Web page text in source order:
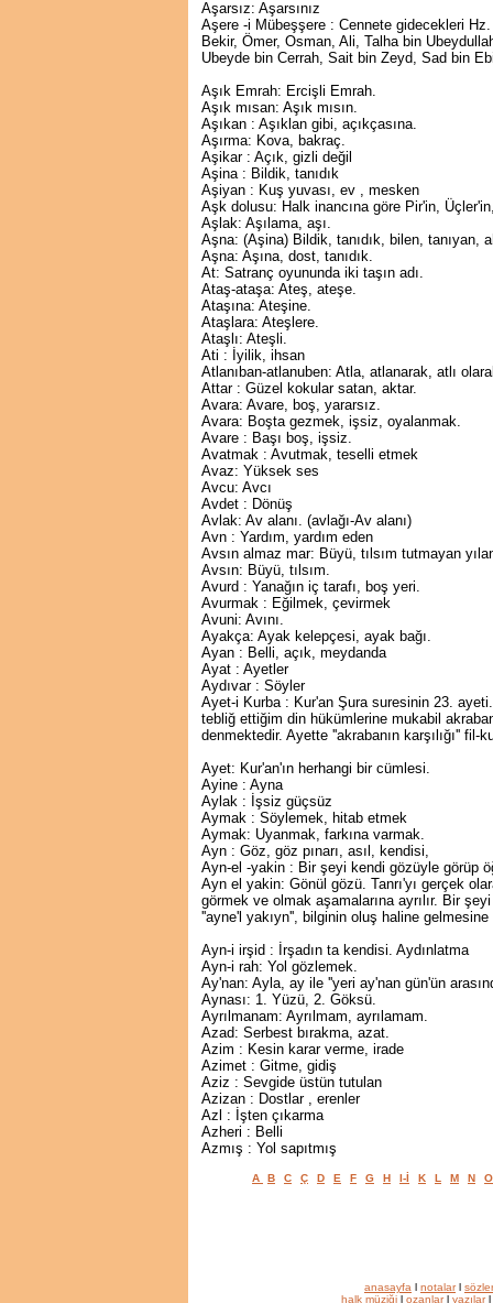
Aşarsız: Aşarsınız
Aşere -i Mübeşşere : Cennete gidecekleri
Bekir, Ömer, Osman, Ali, Talha bin
Ubeyde bin Cerrah, Sait bin Zeyd, Sad bin
Aşık Emrah: Ercişli Emrah.
Aşık mısan: Aşık mısın.
Aşıkan : Aşıklan gibi, açıkçasına.
Aşırma: Kova, bakraç.
Aşikar : Açık, gizli değil
Aşina : Bildik, tanıdık
Aşiyan : Kuş yuvası, ev , mesken
Aşk dolusu: Halk inancına göre Pir'in,
Aşlak: Aşılama, aşı.
Aşna: (Aşina) Bildik, tanıdık, bilen, tanıyan,
Aşna: Aşına, dost, tanıdık.
At: Satranç oyununda iki taşın adı.
Ataş-ataşa: Ateş, ateşe.
Ataşına: Ateşine.
Ataşlara: Ateşlere.
Ataşlı: Ateşli.
Ati : İyilik, ihsan
Atlanıban-atlanuben: Atla, atlanarak, atlı
Attar : Güzel kokular satan, aktar.
Avara: Avare, boş, yararsız.
Avara: Boşta gezmek, işsiz, oyalanmak.
Avare : Başı boş, işsiz.
Avatmak : Avutmak, teselli etmek
Avaz: Yüksek ses
Avcu: Avcı
Avdet : Dönüş
Avlak: Av alanı. (avlağı-Av alanı)
Avn : Yardım, yardım eden
Avsın almaz mar: Büyü, tılsım tutmayan
Avsın: Büyü, tılsım.
Avurd : Yanağın iç tarafı, boş yeri.
Avurmak : Eğilmek, çevirmek
Avuni: Avını.
Ayakça: Ayak kelepçesi, ayak bağı.
Ayan : Belli, açık, meydanda
Ayat : Ayetler
Aydıvar : Söyler
Ayet-i Kurba : Kur'an Şura suresinin 23.
tebliğ ettiğim din hükümlerine mukabil
denmektedir. Ayette ''akrabanın karşılığı''
Ayet: Kur'an'ın herhangi bir cümlesi.
Ayine : Ayna
Aylak : İşsiz güçsüz
Aymak : Söylemek, hitab etmek
Aymak: Uyanmak, farkına varmak.
Ayn : Göz, göz pınarı, asıl, kendisi,
Ayn-el -yakin : Bir şeyi kendi gözüyle görüp
Ayn el yakin: Gönül gözü. Tanrı'yı gerçek
görmek ve olmak aşamalarına ayrılır. Bir
''ayne'l­ yakıyn'', bilginin oluş haline gelmesine
Ayn-i irşid : İrşadın ta kendisi. Aydınlatma
Ayn-i rah: Yol gözlemek.
Ay'nan: Ayla, ay ile ''yeri ay'nan gün'ün
Aynası: 1. Yüzü, 2. Göksü.
Ayrılmanam: Ayrılmam, ayrılamam.
Azad: Serbest bırakma, azat.
Azim : Kesin karar verme, irade
Azimet : Gitme, gidiş
Aziz : Sevgide üstün tutulan
Azizan : Dostlar , erenler
Azl : İşten çıkarma
Azheri : Belli
Azmış : Yol sapıtmış
A B C Ç D E F G H I-İ K L M N
anasayfa l notalarl sözler
halk müziğil ozanlarl yazılarl